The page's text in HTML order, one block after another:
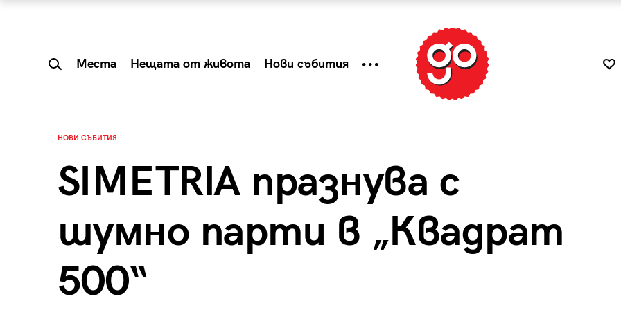
Места Нещата от живота Нови събития
НОВИ СЪБИТИЯ
SIMETRIA празнува с
шумно парти в „Квадрат
500“